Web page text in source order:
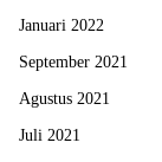
Januari 2022
September 2021
Agustus 2021
Juli 2021